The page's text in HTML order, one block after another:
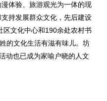
体验、旅游观光为一体的现
持发展群众文化，先后建设
区文化中心和190余处农村书
的文化生活有滋有味儿。坊
动也已成为家喻户晓的人文